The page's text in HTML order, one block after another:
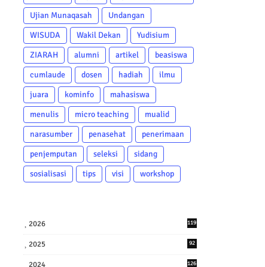
Ujian Munaqasah
Undangan
WISUDA
Wakil Dekan
Yudisium
ZIARAH
alumni artikel
beasiswa
cumlaude
dosen hadiah
ilmu
juara
kominfo
mahasiswa
menulis
micro teaching
mualid
narasumber
penasehat
penerimaan
penjemputan
seleksi
sidang
sosialisasi
tips visi workshop
2026 119
2025 92
2024 126